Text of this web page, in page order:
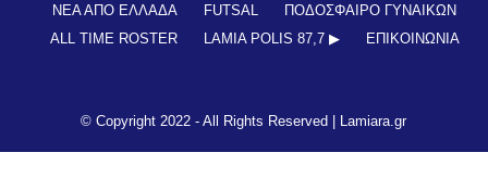
ΝΕΑ ΑΠΟ ΕΛΛΑΔΑ
FUTSAL
ΠΟΔΟΣΦΑΙΡΟ ΓΥΝΑΙΚΩΝ
ALL TIME ROSTER
LAMIA POLIS 87,7 ▶︎ ΕΠΙΚΟΙΝΩΝΊΑ
© Copyright 2022 - All Rights Reserved | Lamiara.gr